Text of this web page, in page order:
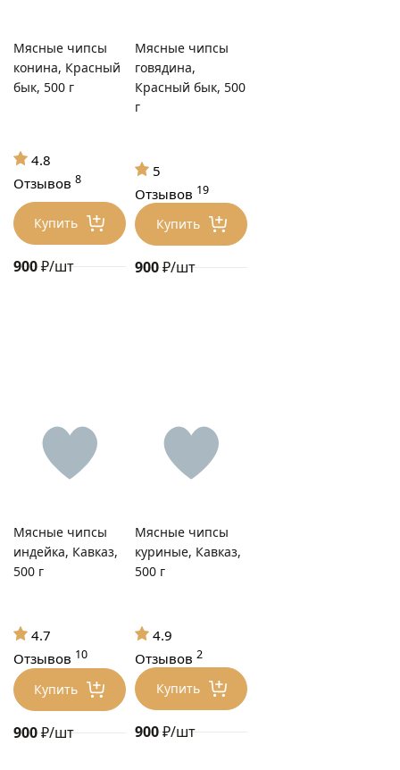
Купить
900₽/шт
Мясные чипсы
конина, Красный
бык, 500 г
4.8
Отзывов 8
Купить
900₽/шт
Мясные чипсы
говядина,
Красный бык, 500
г
5
Отзывов 19
Купить
900₽/шт
Мясные чипсы
индейка, Кавказ,
500 г
4.7
Отзывов 10
Купить
900₽/шт
Мясные чипсы
куриные, Кавказ,
500 г
4.9
Отзывов2